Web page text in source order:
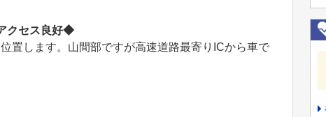
クセス良好◆
置します。山間部ですが高速道路最寄りICから車で